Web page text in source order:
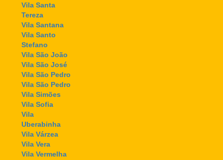
Vila Santa
Tereza
Vila Santana
Vila Santo
Stefano
Vila São João
Vila São José
Vila São Pedro
Vila São Pedro
Vila Simões
Vila Sofia
Vila
Uberabinha
Vila Várzea
Vila Vera
Vila Vermelha